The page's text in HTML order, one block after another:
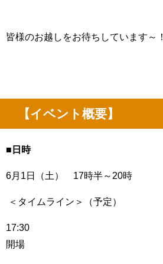
皆様のお越しをお待ちしています～！
【イベント概要】
■日時
6 月 1 日（土） 17時半～ 20時
＜タイムライン＞（予定）
17:30
開場